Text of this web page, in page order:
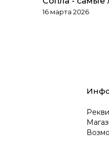
Обзоры товаров
16 марта 2026